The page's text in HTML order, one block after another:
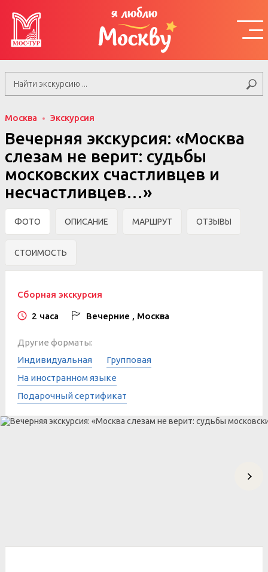
я люблю
Москву
Москва Экскурсия
Вечерняя экскурсия: «Москва
слезам не верит: судьбы
московских счастливцев и
несчастливцев…»
ФОТО ОПИСАНИЕ МАРШРУТ ОТЗЫВЫ
СТОИМОСТЬ
Сборная экскурсия
2 часа Вечерние , Москва
Другие форматы:
Индивидуальная
Групповая
На иностранном языке
Подарочный сертификат